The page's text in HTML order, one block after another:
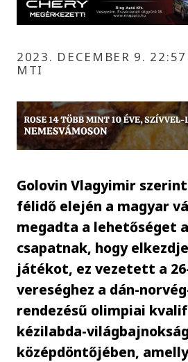
2023. DECEMBER 9. 22:57
MTI
Golovin Vlagyimir
félidő elején a magyar
megadta a lehetőséget
csapatnak, hogy
játékot, ez vezetett a
vereséghez a dán-
rendezésű olimpiai
kézilabda-világbajnokság
középdöntőjében,